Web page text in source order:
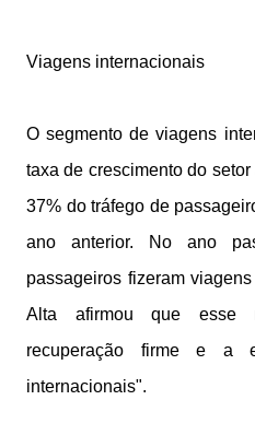
Viagens internacionais
O segmento de viagens
taxa de crescimento do
37% do tráfego de
ano anterior. No ano
passageiros fizeram
Alta afirmou que esse
recuperação firme e a
internacionais".